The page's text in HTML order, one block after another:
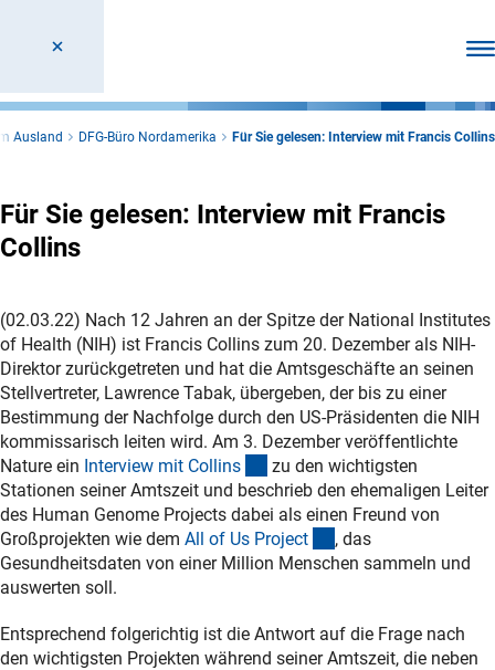
Ausland DFG-Büro Nordamerika Für Sie gelesen: Interview mit Francis Collins
Für Sie gelesen: Interview mit Francis
Collins
(02.03.22) Nach 12 Jahren an der Spitze der National Institutes
of Health (NIH) ist Francis Collins zum 20. Dezember als NIH-
Direktor zurückgetreten und hat die Amtsgeschäfte an seinen
Stellvertreter, Lawrence Tabak, übergeben, der bis zu einer
Bestimmung der Nachfolge durch den US-Präsidenten die NIH
kommissarisch leiten wird. Am 3. Dezember veröffentlichte
Nature ein Interview mit Collins (externer Link)
zu den wichtigsten
Stationen seiner Amtszeit und beschrieb den ehemaligen Leiter
des Human Genome Projects dabei als einen Freund von
Großprojekten wie dem All of Us Project (externer Link)
, das
Gesundheitsdaten von einer Million Menschen sammeln und
auswerten soll.
Entsprechend folgerichtig ist die Antwort auf die Frage nach
den wichtigsten Projekten während seiner Amtszeit, die neben